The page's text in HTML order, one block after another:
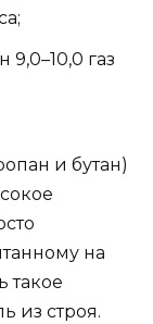
9,0–10,0 газ
и бутан)
на
такое
из строя.